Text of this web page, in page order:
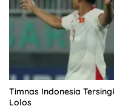
Timnas Indonesia
Lolos